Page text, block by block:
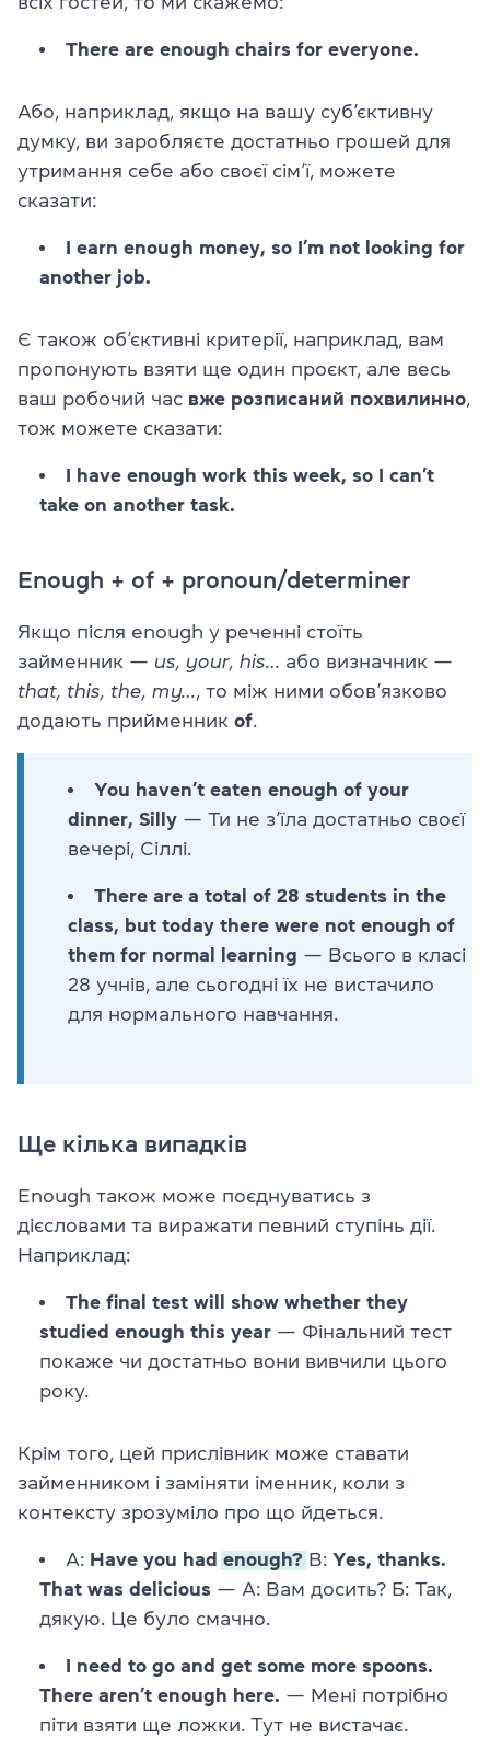
There are enough chairs for everyone.
Або, наприклад, якщо на вашу суб’єктивну
думку, ви заробляєте достатньо грошей для
утримання себе або своєї сім’ї, можете
сказати:
I earn enough money, so I’m not looking for
another job.
Є також об’єктивні критерії, наприклад, вам
пропонують взяти ще один проєкт, але весь
ваш робочий час вже розписаний похвилинно,
тож можете сказати:
I have enough work this week, so I can’t
take on another task.
Enough + of + pronoun/determiner
Якщо після enough у реченні стоїть
займенник — us, your, his… або визначник —
that, this, the, my…, то між ними обов’язково
додають прийменник of.
You haven’t eaten enough of your
dinner, Silly — Ти не з’їла достатньо своєї
вечері, Сіллі.
There are a total of 28 students in the
class, but today there were not enough of
them for normal learning — Всього в класі
28 учнів, але сьогодні їх не вистачило
для нормального навчання.
Ще кілька випадків
Enough також може поєднуватись з
дієсловами та виражати певний ступінь дії.
Наприклад:
The final test will show whether they
studied enough this year — Фінальний тест
покаже чи достатньо вони вивчили цього
року.
Крім того, цей прислівник може ставати
займенником і заміняти іменник, коли з
контексту зрозуміло про що йдеться.
А: Have you had enough? B: Yes, thanks.
That was delicious — А: Вам досить? Б: Так,
дякую. Це було смачно.
I need to go and get some more spoons.
There aren’t enough here. — Мені потрібно
піти взяти ще ложки. Тут не вистачає.